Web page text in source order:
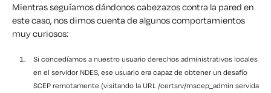
Mientras seguíamos dándonos cabezazos contra la pared en
este caso, nos dimos cuenta de algunos comportamientos
muy curiosos:
Si concedíamos a nuestro usuario derechos administrativos locales
en el servidor NDES, ese usuario era capaz de obtener un desafío
SCEP remotamente (visitando la URL /certsrv/mscep_admin servida